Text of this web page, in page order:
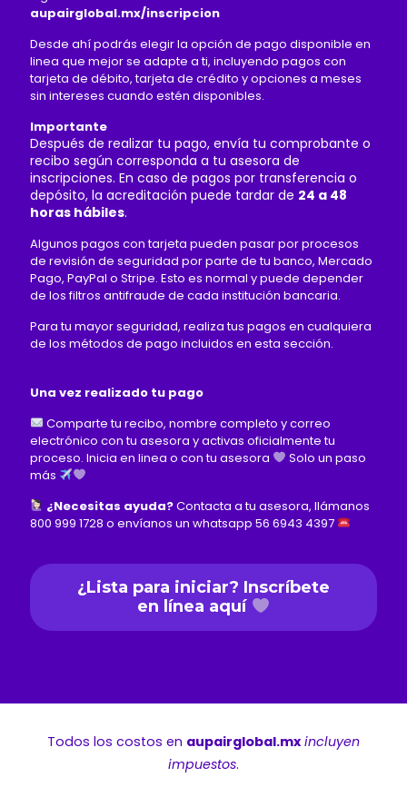
aupairglobal.mx/inscripcion
Desde ahí podrás elegir la opción de pago disponible en
linea que mejor se adapte a ti, incluyendo pagos con
tarjeta de débito, tarjeta de crédito y opciones a meses
sin intereses cuando estén disponibles.
Importante
Después de realizar tu pago, envía tu comprobante o
recibo según corresponda a tu asesora de
inscripciones. En caso de pagos por transferencia o
depósito, la acreditación puede tardar de 24 a 48
horas hábiles.
Algunos pagos con tarjeta pueden pasar por procesos
de revisión de seguridad por parte de tu banco, Mercado
Pago, PayPal o Stripe. Esto es normal y puede depender
de los filtros antifraude de cada institución bancaria.
Para tu mayor seguridad, realiza tus pagos en cualquiera
de los métodos de pago incluidos en esta sección.
Una vez realizado tu pago
Comparte tu recibo, nombre completo y correo
electrónico con tu asesora y activas oficialmente tu
proceso. Inicia en linea o con tu asesora
Solo un paso
más
¿Necesitas ayuda?Contacta a tu asesora, llámanos
800 999 1728 o envíanos un whatsapp 56 6943 4397
¿Lista para iniciar? Inscríbete
en línea aquí
Todos los costos en aupairglobal.mx incluyen
impuestos.